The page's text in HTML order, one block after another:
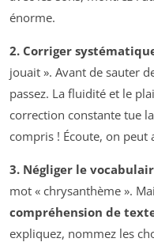
énorme.
2. Corriger
jouait ». Avant de sauter
passez. La fluidité et le
correction constante tue
compris ! Écoute, on peut
3. Négliger le
mot « chrysanthème ».
compréhension de
expliquez, nommez les